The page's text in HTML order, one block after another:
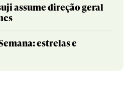
assume direção geral
estrelas e